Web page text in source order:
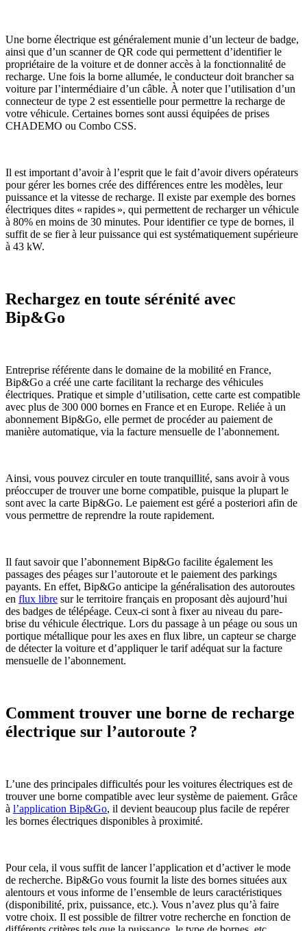
Une borne électrique est généralement munie d’un lecteur de badge,
ainsi que d’un scanner de QR code qui permettent d’identifier le
propriétaire de la voiture et de donner accès à la fonctionnalité de
recharge. Une fois la borne allumée, le conducteur doit brancher sa
voiture par l’intermédiaire d’un câble. À noter que l’utilisation d’un
connecteur de type 2 est essentielle pour permettre la recharge de
votre véhicule. Certaines bornes sont aussi équipées de prises
CHADEMO ou Combo CSS.
Il est important d’avoir à l’esprit que le fait d’avoir divers opérateurs
pour gérer les bornes crée des différences entre les modèles, leur
puissance et la vitesse de recharge. Il existe par exemple des bornes
électriques dites « rapides », qui permettent de recharger un véhicule
à 80% en moins de 30 minutes. Pour identifier ce type de bornes, il
suffit de se fier à leur puissance qui est systématiquement supérieure
à 43 kW.
Rechargez en toute sérénité avec
Bip&Go
Entreprise référente dans le domaine de la mobilité en France,
Bip&Go a créé une carte facilitant la recharge des véhicules
électriques. Pratique et simple d’utilisation, cette carte est compatible
avec plus de 300 000 bornes en France et en Europe. Reliée à un
abonnement Bip&Go, elle permet de procéder au paiement de
manière automatique, via la facture mensuelle de l’abonnement.
Ainsi, vous pouvez circuler en toute tranquillité, sans avoir à vous
préoccuper de trouver une borne compatible, puisque la plupart le
sont avec la carte Bip&Go. Le paiement est géré a posteriori afin de
vous permettre de reprendre la route rapidement.
Il faut savoir que l’abonnement Bip&Go facilite également les
passages des péages sur l’autoroute et le paiement des parkings
payants. En effet, Bip&Go anticipe la généralisation des autoroutes
en flux libre sur le territoire français en proposant dès aujourd’hui
des badges de télépéage. Ceux-ci sont à fixer au niveau du pare-
brise du véhicule électrique. Lors du passage à un péage ou sous un
portique métallique pour les axes en flux libre, un capteur se charge
de détecter la voiture et d’appliquer le tarif adéquat sur la facture
mensuelle de l’abonnement.
Comment trouver une borne de recharge
électrique sur l’autoroute ?
L’une des principales difficultés pour les voitures électriques est de
trouver une borne compatible avec leur système de paiement. Grâce
à l’application Bip&Go, il devient beaucoup plus facile de repérer
les bornes électriques disponibles à proximité.
Pour cela, il vous suffit de lancer l’application et d’activer le mode
de recherche. Bip&Go vous fournit la liste des bornes situées aux
alentours et vous informe de l’ensemble de leurs caractéristiques
(disponibilité, prix, puissance, etc.). Vous n’avez plus qu’à faire
votre choix. Il est possible de filtrer votre recherche en fonction de